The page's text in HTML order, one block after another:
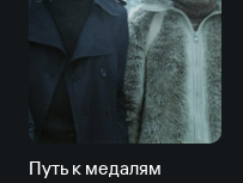
Путь к медалям